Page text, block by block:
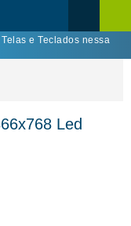
e Teclados nessa
Led